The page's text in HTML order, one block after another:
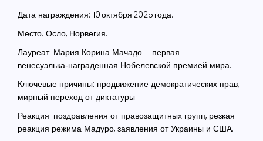
Дата награждения: 10 октября 2025 года.
Место: Осло, Норвегия.
Лауреат: Мария Корина Мачадо – первая
венесуэлька‑награденная Нобелевской премией мира.
Ключевые причины: продвижение демократических прав,
мирный переход от диктатуры.
Реакция: поздравления от правозащитных групп, резкая
реакция режима Мадуро, заявления от Украины и США.